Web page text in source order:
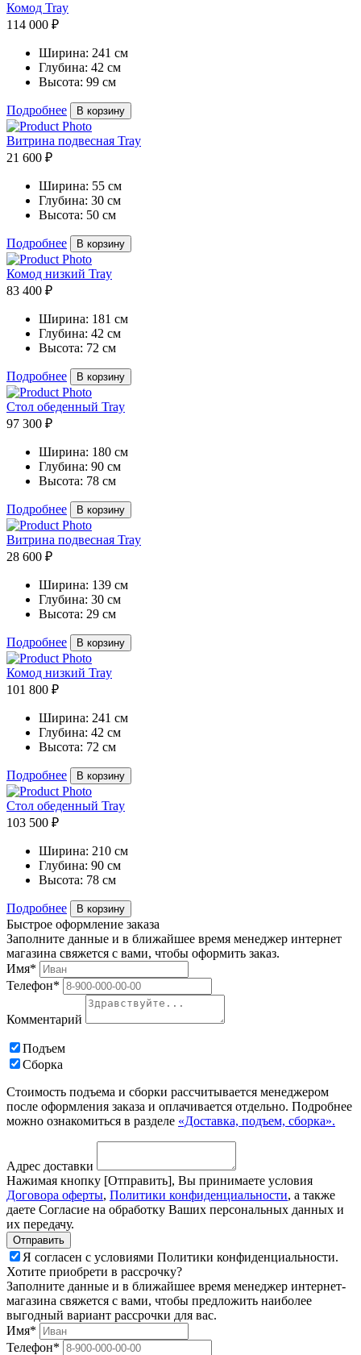
Комод Tray
114 000 ₽
Ширина: 241 см
Глубина: 42 см
Высота: 99 см
Подробнее В корзину
Витрина подвесная Tray
21 600 ₽
Ширина: 55 см
Глубина: 30 см
Высота: 50 см
Подробнее В корзину
Комод низкий Tray
83 400 ₽
Ширина: 181 см
Глубина: 42 см
Высота: 72 см
Подробнее В корзину
Стол обеденный Tray
97 300 ₽
Ширина: 180 см
Глубина: 90 см
Высота: 78 см
Подробнее В корзину
Витрина подвесная Tray
28 600 ₽
Ширина: 139 см
Глубина: 30 см
Высота: 29 см
Подробнее В корзину
Комод низкий Tray
101 800 ₽
Ширина: 241 см
Глубина: 42 см
Высота: 72 см
Подробнее В корзину
Стол обеденный Tray
103 500 ₽
Ширина: 210 см
Глубина: 90 см
Высота: 78 см
Подробнее В корзину
Быстрое оформление заказа
Заполните данные и в ближайшее время менеджер интернет
магазина свяжется с вами, чтобы оформить заказ.
Имя*
Телефон*
Комментарий
Подъем
Сборка
Стоимость подъема и сборки рассчитывается менеджером
после оформления заказа и оплачивается отдельно. Подробнее
можно ознакомиться в разделе «Доставка, подъем, сборка».
Адрес доставки
Нажимая кнопку [Отправить], Вы принимаете условия
Договора оферты, Политики конфиденциальности, а также
даете Согласие на обработку Ваших персональных данных и
их передачу.
Я согласен с условиями Политики конфиденциальности.
Хотите приобрети в рассрочку?
Заполните данные и в ближайшее время менеджер интернет-
магазина свяжется с вами, чтобы предложить наиболее
выгодный вариант рассрочки для вас.
Имя*
Телефон*